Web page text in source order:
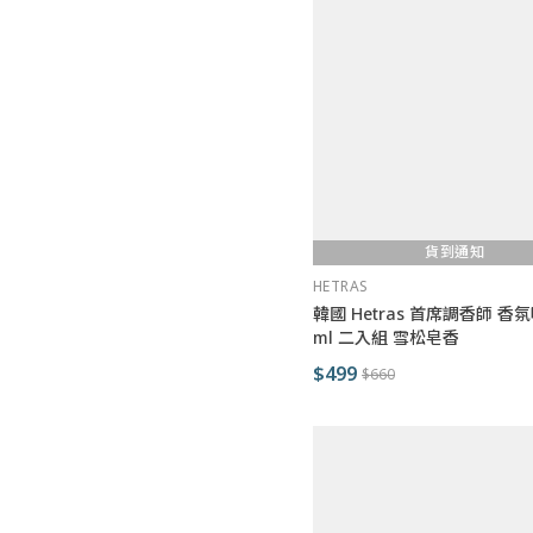
貨到通知
HETRAS
韓國 Hetras 首席調香師 香
ml 二入組 雪松皂香
$499 $660